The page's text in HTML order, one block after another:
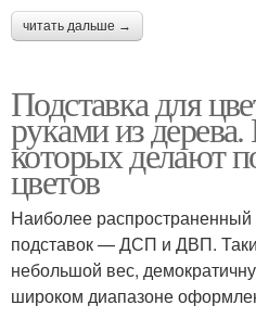
читать дальше →
Подставка для
руками из
которых делают
цветов
Наиболее
подставок — ДСП и ДВП.
небольшой вес,
широком диапазоне